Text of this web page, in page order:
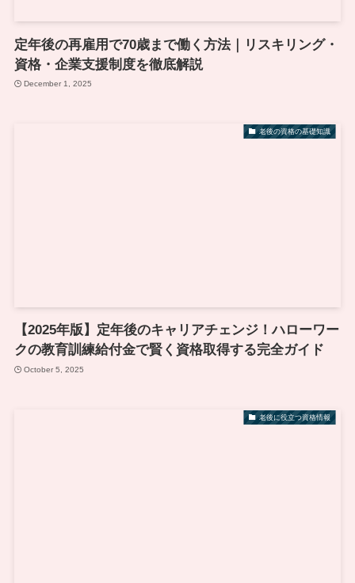
定年後の再雇用で70歳まで働く方法｜リスキリング・
資格・企業支援制度を徹底解説
December 1, 2025
老後の資格の基礎知識
【2025年版】定年後のキャリアチェンジ！ハローワー
クの教育訓練給付金で賢く資格取得する完全ガイド
October 5, 2025
老後に役立つ資格情報